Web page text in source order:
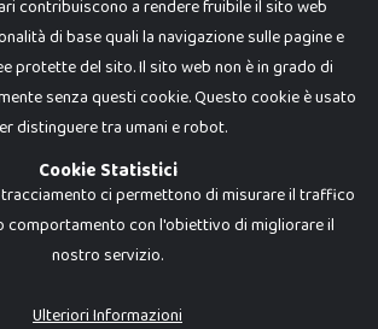
brand di Giocabene Srl. Ogni riproduzione o utilizzo non
pubblicate potrebbero differire da quanto esposto in
contribuiscono a rendere fruibile il sito web
di base quali la navigazione sulle pagine e
protette del sito. Il sito web non è in grado di
senza questi cookie. Questo cookie è usato
distinguere tra umani e robot.
Cookie Statistici
ci permettono di misurare il traffico
comportamento con l'obiettivo di migliorare il
nostro servizio.
Ulteriori Informazioni